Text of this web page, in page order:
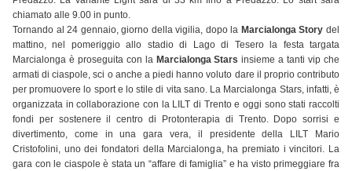
chiamato alle 9.00 in punto.
Tornando al 24 gennaio, giorno della vigilia, dopo la Marcialonga Story del
mattino, nel pomeriggio allo stadio di Lago di Tesero la festa targata
Marcialonga è proseguita con la Marcialonga Stars insieme a tanti vip che
armati di ciaspole, sci o anche a piedi hanno voluto dare il proprio contributo
per promuovere lo sport e lo stile di vita sano. La Marcialonga Stars, infatti, è
organizzata in collaborazione con la LILT di Trento e oggi sono stati raccolti
fondi per sostenere il centro di Protonterapia di Trento. Dopo sorrisi e
divertimento, come in una gara vera, il presidente della LILT Mario
Cristofolini, uno dei fondatori della Marcialonga, ha premiato i vincitori. La
gara con le ciaspole è stata un “affare di famiglia” e ha visto primeggiare fra